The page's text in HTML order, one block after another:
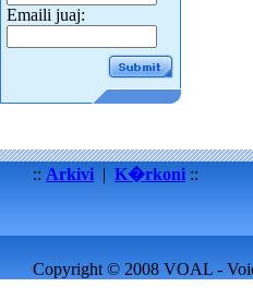
Emaili juaj:
:: Arkivi | K�rkoni ::
Copyright © 2008 VOAL -